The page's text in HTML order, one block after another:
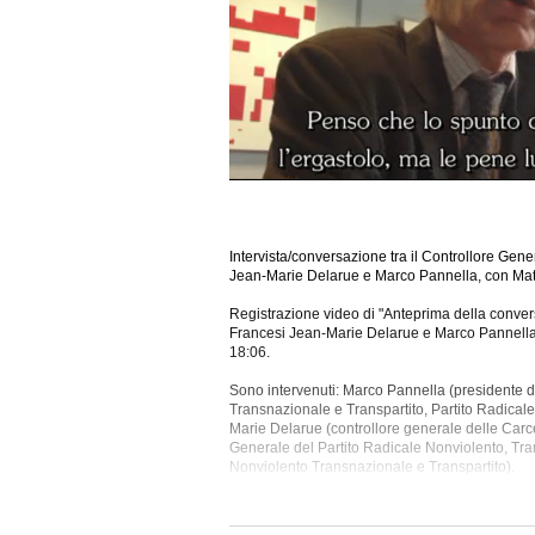
Intervista/conversazione tra il Controllore
Jean-Marie Delarue e Marco Pannella, con
Registrazione video di "Anteprima della
Francesi Jean-Marie Delarue e Marco
18:06.
Sono intervenuti: Marco Pannella (presidente
Transnazionale e Transpartito, Partito
Marie Delarue (controllore generale delle
Generale del Partito Radicale Nonviolento,
Nonviolento Transnazionale e Transpartito).
Garante Detenuti, Giustizia, Gran Bretagna,